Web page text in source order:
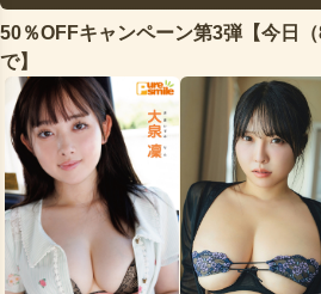
50％OFFキャンペーン第3弾【今日
で】